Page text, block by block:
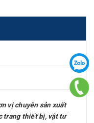
vị chuyên sản xuất
trang thiết bị, vật tư